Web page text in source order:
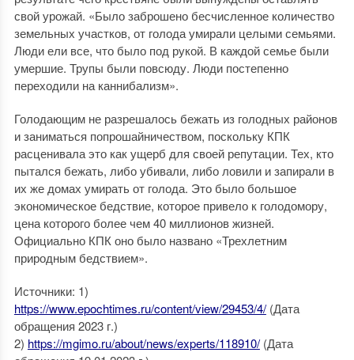
свой урожай. «Было заброшено бесчисленное количество
земельных участков, от голода умирали целыми семьями.
Люди ели все, что было под рукой. В каждой семье были
умершие. Трупы были повсюду. Люди постепенно
переходили на каннибализм».
Голодающим не разрешалось бежать из голодных районов
и заниматься попрошайничеством, поскольку КПК
расценивала это как ущерб для своей репутации. Тех, кто
пытался бежать, либо убивали, либо ловили и запирали в
их же домах умирать от голода. Это было большое
экономическое бедствие, которое привело к голодомору,
цена которого более чем 40 миллионов жизней.
Официально КПК оно было названо «Трехлетним
природным бедствием».
Источники: 1)
https://www.epochtimes.ru/content/view/29453/4/(Дата
обращения 2023 г.)
2) https://mgimo.ru/about/news/experts/118910/ (Дата